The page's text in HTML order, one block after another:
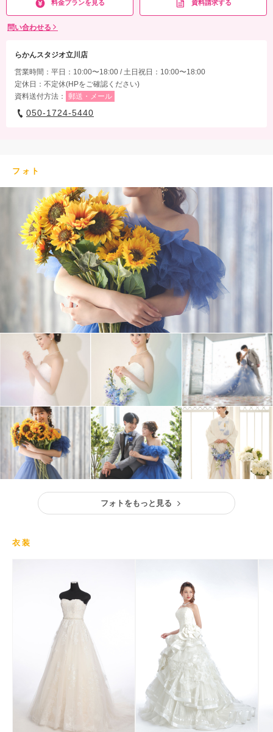
料金プランを見る 資料請求する
問い合わせる
らかんスタジオ立川店
営業時間：平日：10:00〜18:00 / 土日祝日：10:00〜18:00
定休日：不定休(HPをご確認ください)
資料送付方法：
郵送・メール
050-1724-5440
フォト
フォトをもっと見る
衣装